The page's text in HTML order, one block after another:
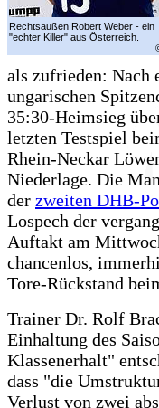
Rechtsaußen Robert Weber - ein
"echter Killer" aus Österreich.
als zufrieden: Nach
ungarischen
35:30-Heimsieg
letzten Testspiel
Rhein-Neckar
Niederlage. Die
der zweiten DHB-
Lospech der
Auftakt am
chancenlos,
Tore-Rückstand
Trainer Dr. Rolf
Einhaltung des
Klassenerhalt"
dass "die
Verlust von zwei